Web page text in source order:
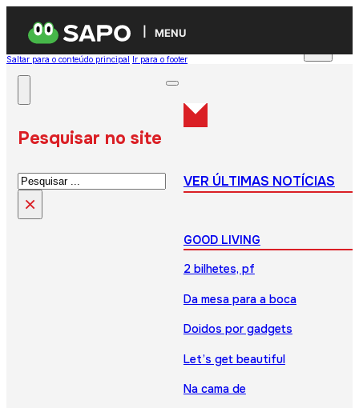
MENU
Saltar para o conteúdo principal Ir para o footer
Pesquisar no site
Pesquisar
×
VER ÚLTIMAS NOTÍCIAS
GOOD LIVING
2 bilhetes, pf
Da mesa para a boca
Doidos por gadgets
Let’s get beautiful
Na cama de